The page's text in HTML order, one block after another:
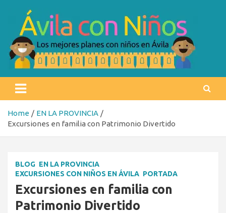
content
Ávila con niños
Home
EN LA PROVINCIA
Excursiones en familia con Patrimonio Divertido
BLOG EN LA PROVINCIA
EXCURSIONES CON NIÑOS EN ÁVILA PORTADA
Excursiones en familia con
Patrimonio Divertido